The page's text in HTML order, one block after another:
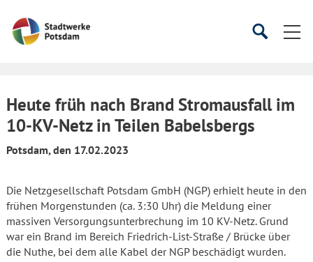
Startseite
SucheSuche
Heute früh nach Brand Stromausfall im
10-KV-Netz in Teilen Babelsbergs
Potsdam, den 17.02.2023
Die Netzgesellschaft Potsdam GmbH (NGP) erhielt heute in den
frühen Morgenstunden (ca. 3:30 Uhr) die Meldung einer
massiven Versorgungsunterbrechung im 10 KV-Netz. Grund
war ein Brand im Bereich Friedrich-List-Straße / Brücke über
die Nuthe, bei dem alle Kabel der NGP beschädigt wurden.